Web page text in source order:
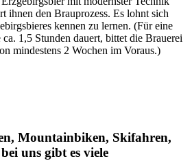
ihnen den Brauprozess. Es lohnt sich
kennen zu lernen. (Für eine
1,5 Stunden dauert, bittet die Brauerei
mindestens 2 Wochen im Voraus.)
Mountainbiken, Skifahren,
uns gibt es viele